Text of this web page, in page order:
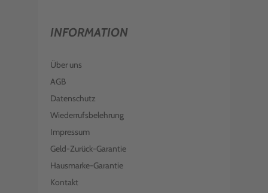
INFORMATION
Über uns
AGB
Datenschutz
Wiederrufsbelehrung
Impressum
Geld-Zurück-Garantie
Hausmarke-Garantie
Kontakt